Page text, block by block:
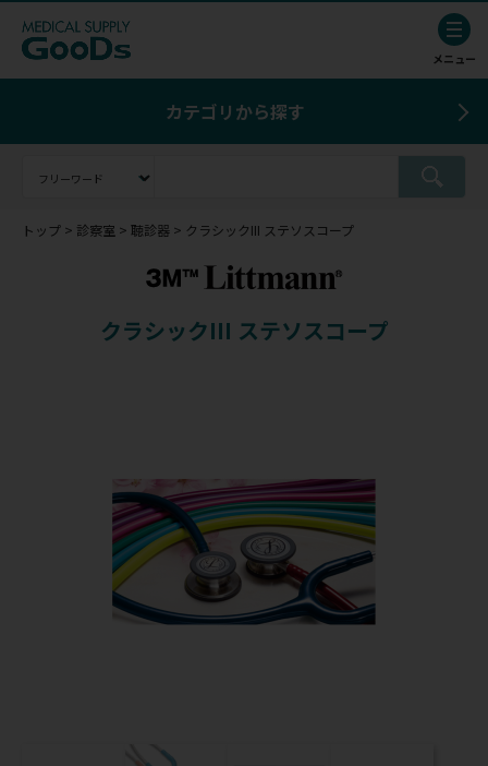
カテゴリから探す
トップ 診察室 聴診器 クラシックIII ステソスコープ
クラシックIII ステソスコープ